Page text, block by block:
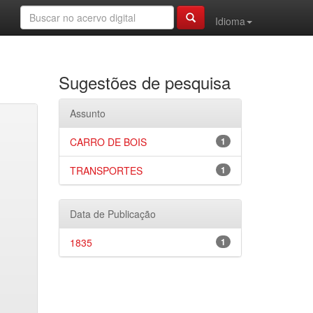
Idioma
Sugestões de pesquisa
Assunto
1
CARRO DE BOIS
1
TRANSPORTES
Data de Publicação
1
1835